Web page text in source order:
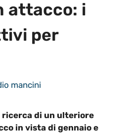
attacco: i
per
mancini
ricerca di un ulteriore
in vista di gennaio e